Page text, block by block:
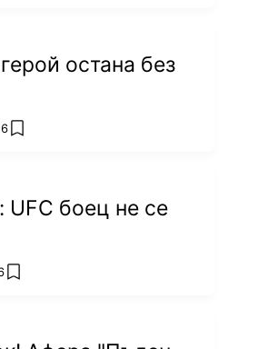
остана без
add favorites
боец не се
add favorites